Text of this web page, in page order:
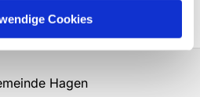
Cookies
Hagen